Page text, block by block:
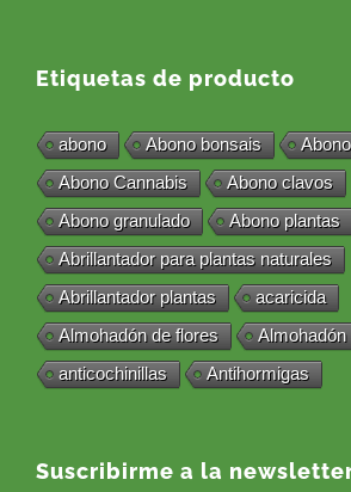
Etiquetas de producto
abono Abono bonsais
Abono Cannabis
Abono clavos
Abono granulado
Abono plantas
Abrillantador para plantas naturales
Abrillantador plantas
acaricida
Almohadón de flores
Almohadón
anticochinillas
Antihormigas
Suscribirme a la